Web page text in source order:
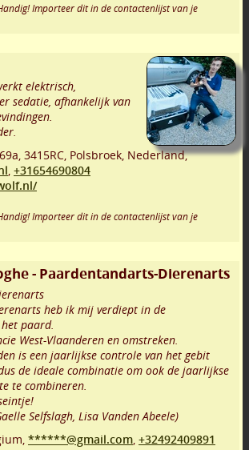
Importeer dit in de contactenlijst van je
elektrisch,
sedatie, afhankelijk van
3415RC Polsbroek Nederland,
+31654690804
Importeer dit in de contactenlijst van je
- Paardentandarts-Dierenarts
heb ik mij verdiept in de
paard.
West-Vlaanderen en omstreken.
is een jaarlijkse controle van het gebit
de ideale combinatie om ook de jaarlijkse
te combineren.
Selfslagh, Lisa Vanden Abeele)
******@gmail.com +32492409891